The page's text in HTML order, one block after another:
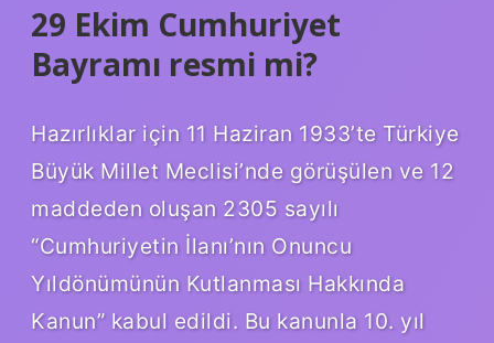
29 Ekim Cumhuriyet
Bayramı resmi mi?
Hazırlıklar için 11 Haziran 1933’te Türkiye
Büyük Millet Meclisi’nde görüşülen ve 12
maddeden oluşan 2305 sayılı
“Cumhuriyetin İlanı’nın Onuncu
Yıldönümünün Kutlanması Hakkında
Kanun” kabul edildi. Bu kanunla 10. yıl